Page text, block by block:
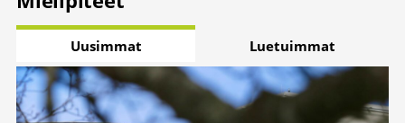
Uusimmat Luetuimmat